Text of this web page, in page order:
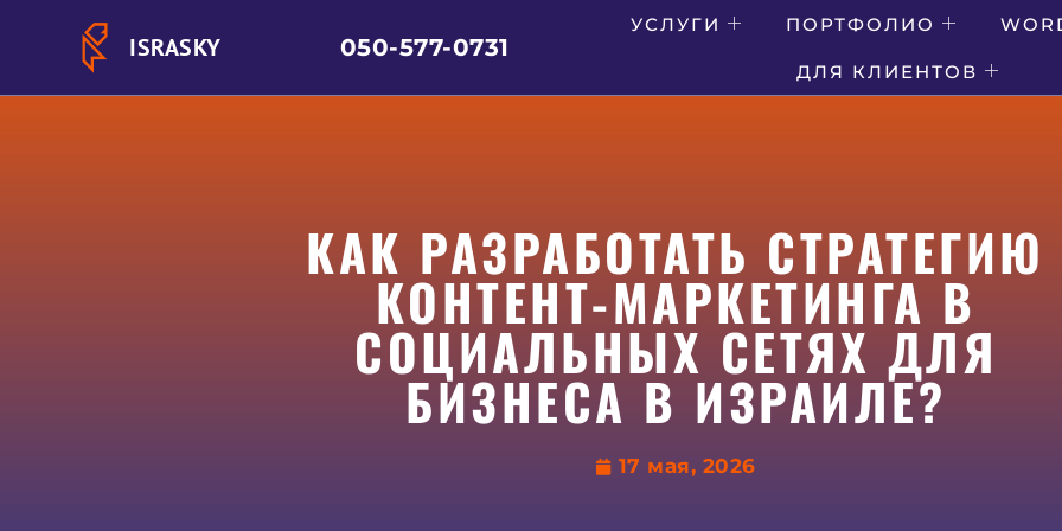
ISRASKY 050-577-0731
УСЛУГИ ПОРТФОЛИО
ДЛЯ КЛИЕНТОВ
КАК РАЗРАБОТАТЬ СТРАТЕГИЮ
КОНТЕНТ-МАРКЕТИНГА В
СОЦИАЛЬНЫХ СЕТЯХ ДЛЯ
БИЗНЕСА В ИЗРАИЛЕ?
17 мая, 2026